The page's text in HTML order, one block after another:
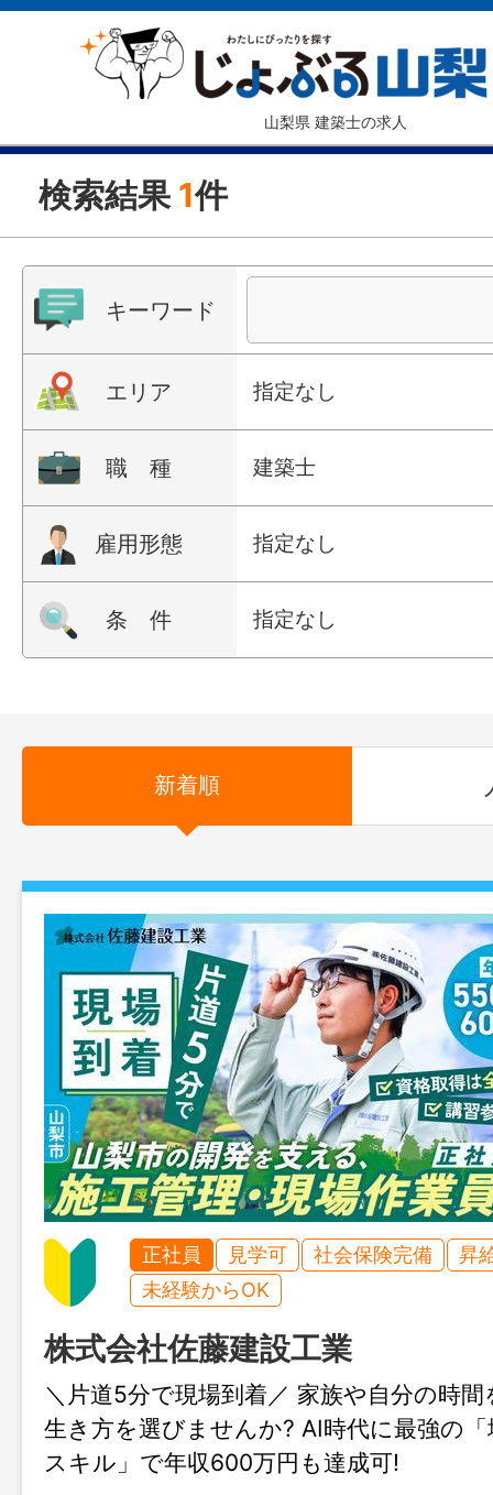
山梨県 建築士の求人
検索結果 1件
キーワード
エリア 指定なし
職 種 建築士
雇用形態 指定なし
条 件 指定なし
新着順
正社員 見学可 社会保険完備
昇
未経験からOK
株式会社佐藤建設工業
＼片道5分で現場到着／ 家族や自分の時
生き方を選びませんか? AI時代に最強の
スキル」で年収600万円も達成可!